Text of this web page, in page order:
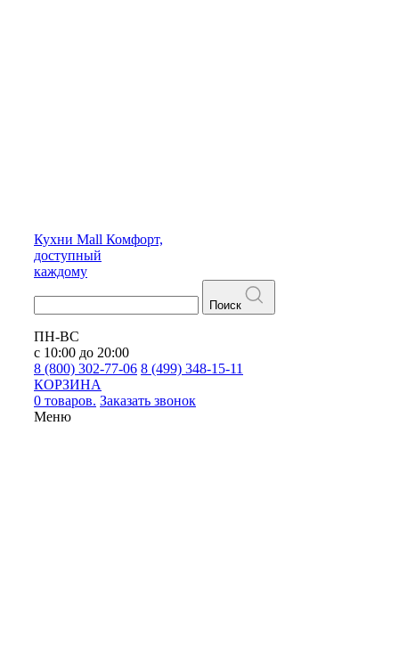
Кухни Mall Комфорт,
доступный
каждому
Поиск
ПН-ВС
с 10:00 до 20:00
8 (800) 302-77-06 8 (499) 348-15-11
КОРЗИНА
0 товаров. Заказать звонок
Меню